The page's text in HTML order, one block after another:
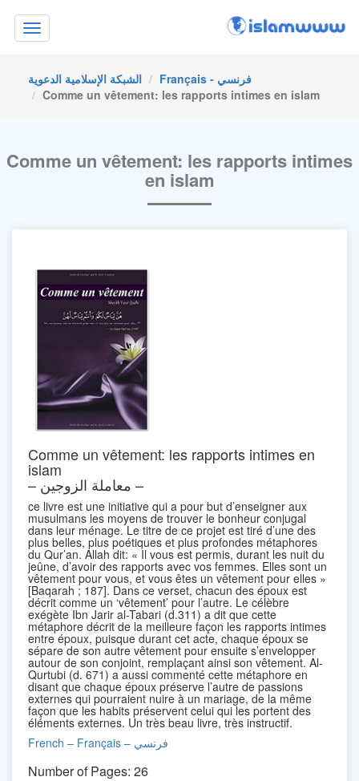
Toggle
navigation
الشبكة الإسلامية الدعوية
Français - فرنسي
Comme un vêtement: les rapports intimes en islam
Comme un vêtement: les rapports intimes
en islam
Comme un vêtement: les rapports intimes en
islam
– معاملة الزوجين –
ce livre est une initiative qui a pour but d’enseigner aux
musulmans les moyens de trouver le bonheur conjugal
dans leur ménage. Le titre de ce projet est tiré d’une des
plus belles, plus poétiques et plus profondes métaphores
du Qur’an. Allah dit: « Il vous est permis, durant les nuit du
jeûne, d’avoir des rapports avec vos femmes. Elles sont un
vêtement pour vous, et vous êtes un vêtement pour elles »
[Baqarah ; 187]. Dans ce verset, chacun des époux est
décrit comme un ‘vêtement’ pour l’autre. Le célèbre
exégète Ibn Jarir al-Tabari (d.311) a dit que cette
métaphore décrit de la meilleure façon les rapports intimes
entre époux, puisque durant cet acte, chaque époux se
sépare de son autre vêtement pour ensuite s’envelopper
autour de son conjoint, remplaçant ainsi son vêtement. Al-
Qurtubi (d. 671) a aussi commenté cette métaphore en
disant que chaque époux préserve l’autre de passions
externes qui pourraient nuire à un mariage, de la même
façon que les habits préservent celui qui les portent des
éléments externes. Un très beau livre, très instructif.
French –
Number of Pages: 26